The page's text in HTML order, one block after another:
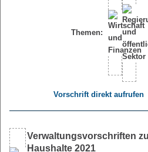
Themen:
Vorschrift direkt aufrufen
Verwaltungsvorschriften
Haushalte 2021